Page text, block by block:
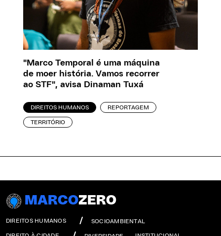
"Marco Temporal é uma máquina
de moer história. Vamos recorrer
ao STF", avisa Dinaman Tuxá
DIREITOS HUMANOS REPORTAGEM
TERRITÓRIO
MARCOZERO
DIREITOS HUMANOS SOCIOAMBIENTAL